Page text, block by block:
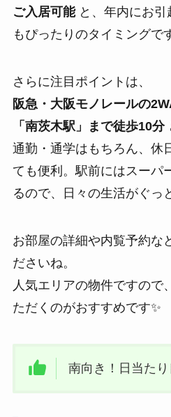
ご入居可能と、年内にお引
もぴったりのタイミングで
さらに注目ポイントは、
阪急・大阪モノレールの
「南茨木駅」まで徒歩10分
通勤・通学はもちろん、休
ても便利。駅前にはスーパ
るので、日々の生活がぐっ
お部屋の詳細や内覧予約な
ださいね。
人気エリアの物件ですので
ただくのがおすすめです✨
南向き！日当た